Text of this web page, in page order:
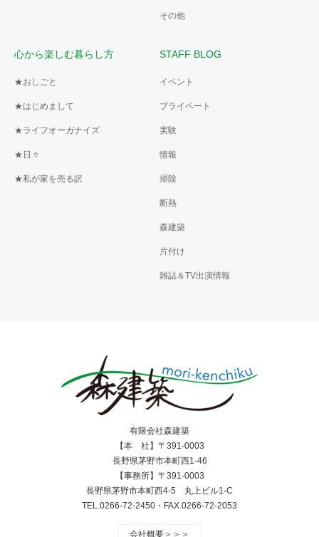
その他
心から楽しむ暮らし方
★おしごと
★はじめまして
★ライフオーガナイズ
★日々
★私が家を売る訳
STAFF BLOG
イベント
プライベート
実験
情報
掃除
断熱
森建築
片付け
雑誌＆TV出演情報
有限会社森建築
【本 社】〒391-0003
長野県茅野市本町西1-46
【事務所】〒391-0003
長野県茅野市本町西4-5 丸上ビル1-C
TEL.0266-72-2450・FAX.0266-72-2053
会社概要＞＞＞